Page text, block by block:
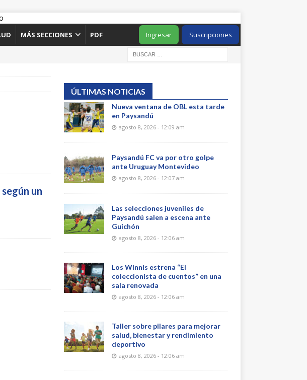
MÁS SECCIONES PDF Suscripciones
Ingresar
un
ÚLTIMAS NOTICIAS
Nueva ventana de OBL esta tarde
en Paysandú
agosto 8, 2026 - 12:09 am
Paysandú FC va por otro golpe
ante Uruguay Montevideo
agosto 8, 2026 - 12:07 am
Las selecciones juveniles de
Paysandú salen a escena ante
Guichón
agosto 8, 2026 - 12:06 am
Los Winnis estrena “El
coleccionista de cuentos” en una
sala renovada
agosto 8, 2026 - 12:06 am
Taller sobre pilares para mejorar
salud, bienestar y rendimiento
deportivo
agosto 8, 2026 - 12:06 am